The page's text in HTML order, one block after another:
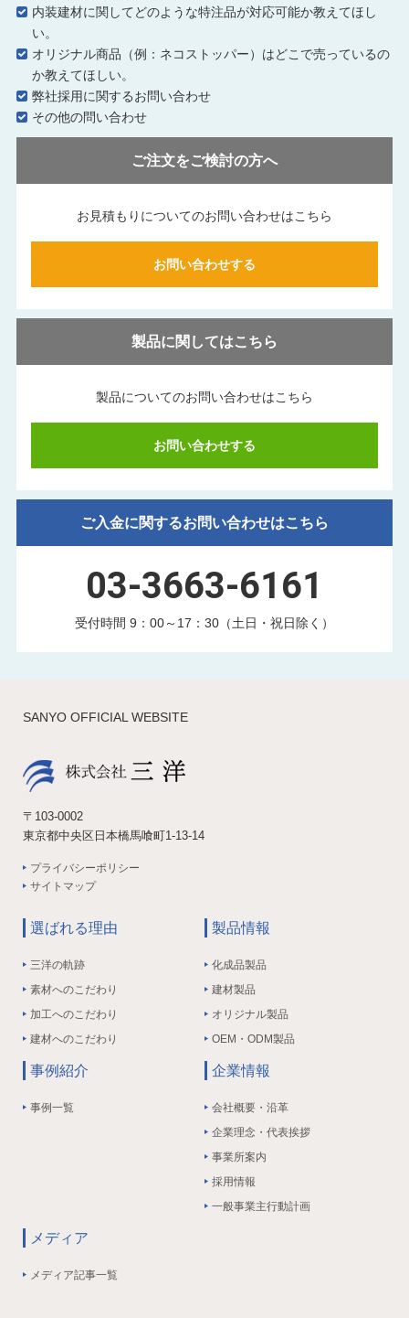
内装建材に関してどのような特注品が対応可能か教えてほし
い。
オリジナル商品（例：ネコストッパー）はどこで売っているの
か教えてほしい。
弊社採用に関するお問い合わせ
その他の問い合わせ
ご注文をご検討の方へ
お見積もりについてのお問い合わせはこちら
お問い合わせする
製品に関してはこちら
製品についてのお問い合わせはこちら
お問い合わせする
ご入金に関するお問い合わせはこちら
03-3663-6161
受付時間 9：00～17：30（土日・祝日除く）
SANYO OFFICIAL WEBSITE
〒103-0002
東京都中央区日本橋馬喰町1-13-14
プライバシーポリシー
サイトマップ
選ばれる理由
三洋の軌跡
素材へのこだわり
加工へのこだわり
建材へのこだわり
製品情報
化成品製品
建材製品
オリジナル製品
OEM・ODM製品
事例紹介
事例一覧
企業情報
会社概要・沿革
企業理念・代表挨拶
事業所案内
採用情報
一般事業主行動計画
メディア
メディア記事一覧